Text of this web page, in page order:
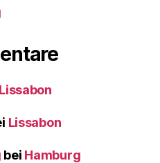
Lissabon
Lissabon
bei Hamburg